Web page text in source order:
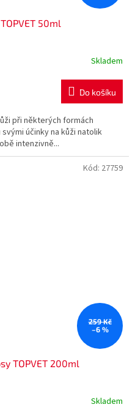
50ml
Skladem
Do košíku
při některých formách
účinky na kůži natolik
intenzivně...
259 Kč
–6 %
TOPVET 200ml
Skladem
Kód: 27759